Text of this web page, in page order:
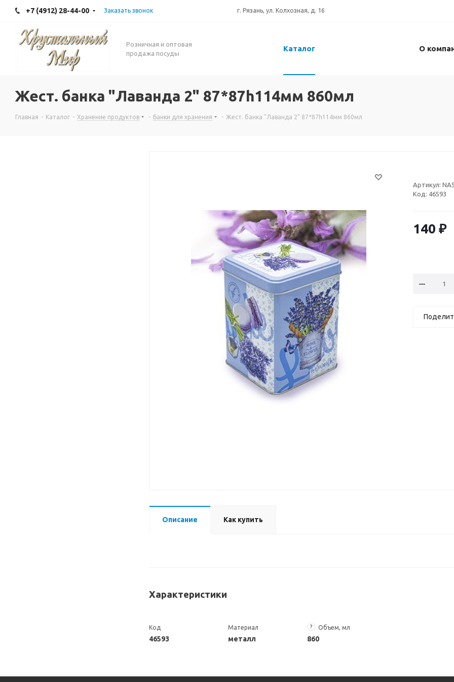
+7 (4912) 28-44-00 Заказать звонок г. Рязань, ул. Колхозная, д. 16
Розничная и оптовая
продажа посуды
Каталог О
Жест. банка "Лаванда 2" 87*87h114мм 860мл
Главная - Каталог - Хранение продуктов - Банки для хранения - Жест. банка "Лаванда 2" 87*87h114мм 860мл
Артикул:
Код: 46593
140 ₽
Описание Как купить
Характеристики
Код
46593
Материал
металл
? Объем, мл
860